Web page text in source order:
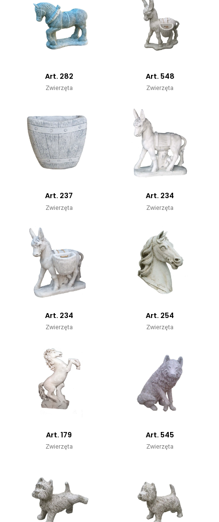
Art. 282
Zwierzęta
Art. 548
Zwierzęta
Art. 237
Zwierzęta
Art. 234
Zwierzęta
Art. 234
Zwierzęta
Art. 254
Zwierzęta
Art. 179
Zwierzęta
Art. 545
Zwierzęta